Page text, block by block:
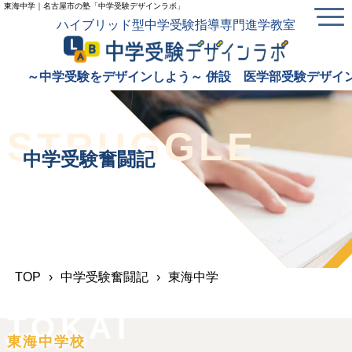
東海中学｜名古屋市の塾「中学受験デザインラボ」
ハイブリッド型中学受験指導専門進学教室
中学受験をデザインしよう～併設 医学部受験デザインラ
STRUGGLE
中学受験奮闘記
TOP › 中学受験奮闘記 › 東海中学
東海中学校
TOKAI